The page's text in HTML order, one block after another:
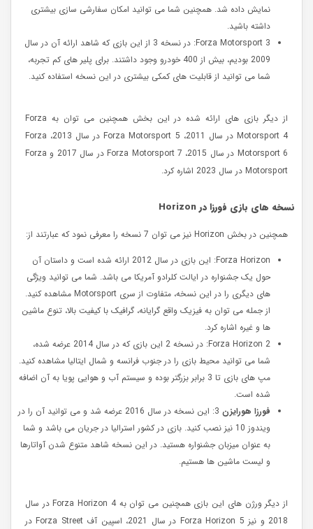
نمایش داده شد. همچنین شما می توانید امکان سفارشی سازی بیشتری
داشته باشید.
Forza Motorsport 3: در نسخه 3 از این بازی که شاهد ارائه آن در سال
2009 بودیم، بیش از 400 خودرو وجود داشتند. برای پلیر های کم تجربه،
شما می توانید از قابلیت های کمکی بیشتری در این نسخه استفاده کنید.
از دیگر بازی های ارائه شده در این بخش همچنین می توان به Forza
Motorsport 4 در سال 2011، Forza Motorsport 5 در سال 2013، Forza
Motorsport 6 در سال 2015، Forza Motorsport 7 در سال 2017 و Forza
Motorsport در سال 2023 اشاره کرد.
نسخه های بازی فورزا درHorizon
همچنین در بخش Horizon نیز می توان 7 نسخه را معرفی نمود که عبارتند از:
Forza Horizon: این بازی در سال 2012 ارائه شده است و داستان آن
حول یک جشنواره در ایالت کلرادو آمریکا می باشد. شما می توانید ویژگی
های دیگری را در این نسخه، متفاوت از سری Motorsport مشاهده کنید.
از جمله می توان به فیزیک واقع گرایانه، گرافیک با کیفیت بالا، تنوع ماشین
ها و غیره اشاره کرد.
Forza Horizon 2: در نسخه 2 این بازی که در سال 2014 عرضه شده،
شما می توانید محیط بازی را در جنوب فرانسه و شمال ایتالیا مشاهده کنید.
مپ های بازی تا 3 برابر بزرگتر بوده و سیستم آب و هوایی پویا به آن اضافه
شده است.
فورزا هورایزن
3: این نسخه در سال 2016 عرضه شد و می توانید آن را در
ویندوز 10 نیز نصب کنید. بازی در کشور استرالیا در جریان می باشد و شما
به عنوان میزبان جشنواره هستید. در این نسخه شاهد متنوع شدن آواتارها
و لیست ماشین ها هستیم.
از دیگر ورژن های این بازی همچنین می توان به Forza Horizon 4 در سال
2018 و نیز Forza Horizon 5 در سال 2021، اسپین آف Forza Street در